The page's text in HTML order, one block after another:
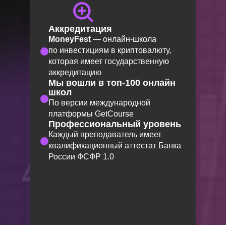
Аккредитация
MoneyFest — онлайн-школа
по инвестициям в криптовалюту,
которая имеет государственную
аккредитацию
Мы вошли в топ-100 онлайн
школ
По версии международной
платформы GetCourse
Профессиональный уровень
Каждый преподаватель имеет
квалификационный аттестат Банка
России ФСФР 1.0